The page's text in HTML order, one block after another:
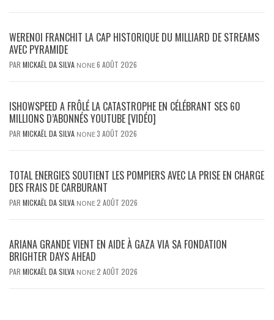
WERENOI FRANCHIT LA CAP HISTORIQUE DU MILLIARD DE STREAMS
AVEC PYRAMIDE
PAR MICKAËL DA SILVA NONE6 AOÛT 2026
ISHOWSPEED A FRÔLÉ LA CATASTROPHE EN CÉLÉBRANT SES 60
MILLIONS D’ABONNÉS YOUTUBE [VIDÉO]
PAR MICKAËL DA SILVA NONE3 AOÛT 2026
TOTAL ENERGIES SOUTIENT LES POMPIERS AVEC LA PRISE EN CHARGE
DES FRAIS DE CARBURANT
PAR MICKAËL DA SILVA NONE2 AOÛT 2026
ARIANA GRANDE VIENT EN AIDE À GAZA VIA SA FONDATION
BRIGHTER DAYS AHEAD
PAR MICKAËL DA SILVA NONE2 AOÛT 2026